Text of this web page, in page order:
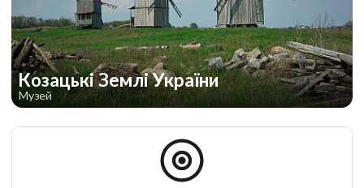
Козацькі Землі України
Музей